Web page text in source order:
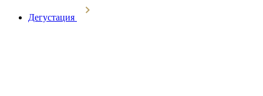
Дегустация